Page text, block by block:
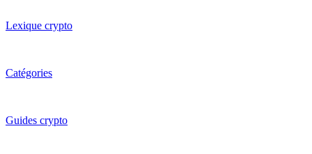
Lexique crypto
Catégories
Guides crypto